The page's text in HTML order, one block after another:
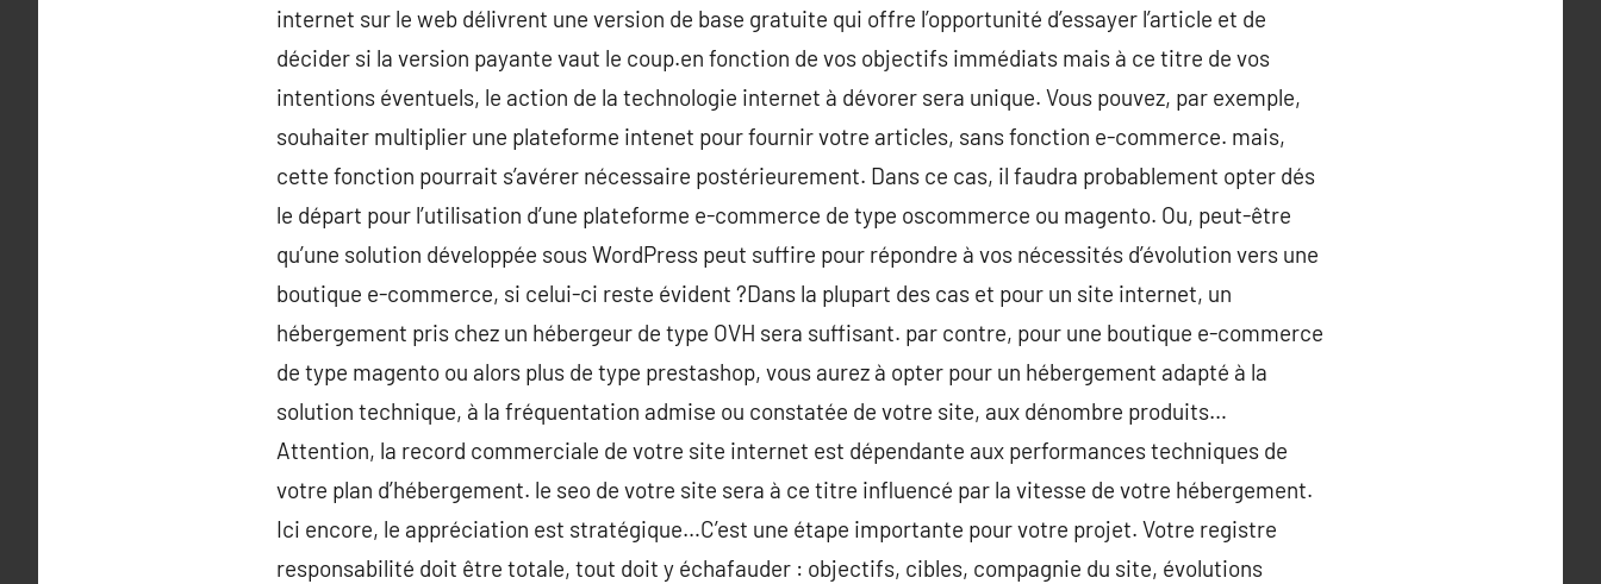
internet sur le web délivrent une version de base gratuite qui offre l’opportunité d’essayer l’article et de
décider si la version payante vaut le coup.en fonction de vos objectifs immédiats mais à ce titre de vos
intentions éventuels, le action de la technologie internet à dévorer sera unique. Vous pouvez, par exemple,
souhaiter multiplier une plateforme intenet pour fournir votre articles, sans fonction e-commerce. mais,
cette fonction pourrait s’avérer nécessaire postérieurement. Dans ce cas, il faudra probablement opter dés
le départ pour l’utilisation d’une plateforme e-commerce de type oscommerce ou magento. Ou, peut-être
qu’une solution développée sous WordPress peut suffire pour répondre à vos nécessités d’évolution vers une
boutique e-commerce, si celui-ci reste évident ?Dans la plupart des cas et pour un site internet, un
hébergement pris chez un hébergeur de type OVH sera suffisant. par contre, pour une boutique e-commerce
de type magento ou alors plus de type prestashop, vous aurez à opter pour un hébergement adapté à la
solution technique, à la fréquentation admise ou constatée de votre site, aux dénombre produits…
Attention, la record commerciale de votre site internet est dépendante aux performances techniques de
votre plan d’hébergement. le seo de votre site sera à ce titre influencé par la vitesse de votre hébergement.
Ici encore, le appréciation est stratégique…C’est une étape importante pour votre projet. Votre registre
responsabilité doit être totale, tout doit y échafauder : objectifs, cibles, compagnie du site, évolutions